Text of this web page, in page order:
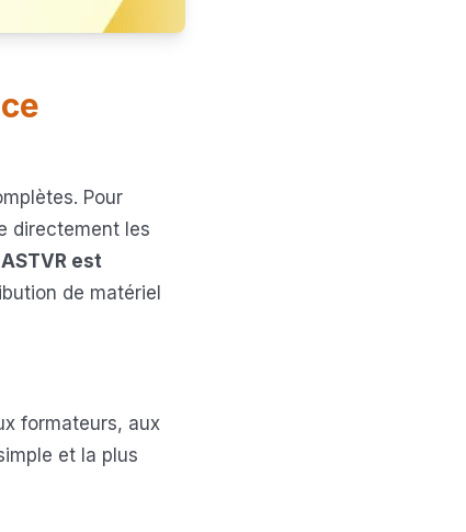
Pour
directement les
est
de matériel
formateurs, aux
et la plus